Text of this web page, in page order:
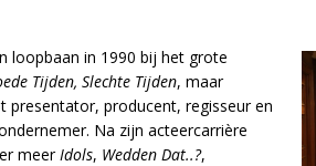
loopbaan in 1990 bij het grote
Tijden, Slechte Tijden, maar
presentator, producent, regisseur en
Na zijn acteercarrière
meer Idols, Wedden Dat..?,